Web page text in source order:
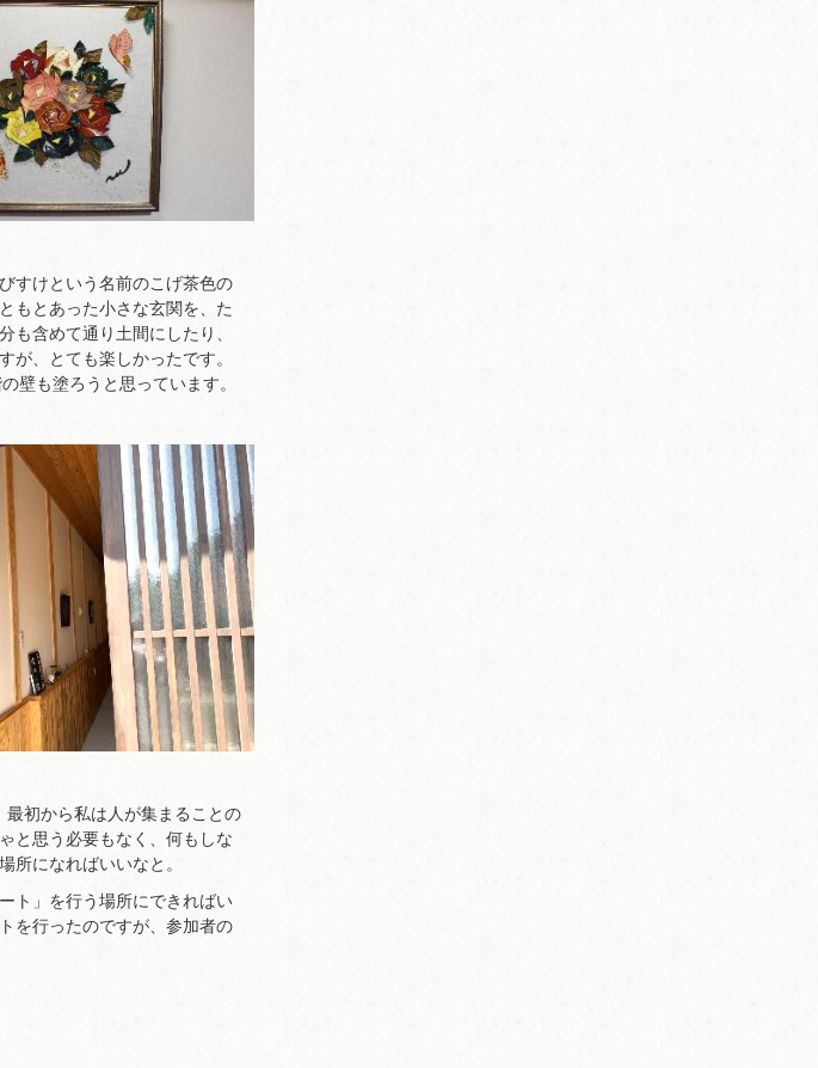
すけという名前のこげ茶色の
もとあった小さな玄関を、た
も含めて通り土間にしたり、
、とても楽しかったです。
壁も塗ろうと思っています。
初から私は人が集まることの
と思う必要もなく、何もしな
所になればいいなと。
ト」を行う場所にできればい
を行ったのですが、参加者の